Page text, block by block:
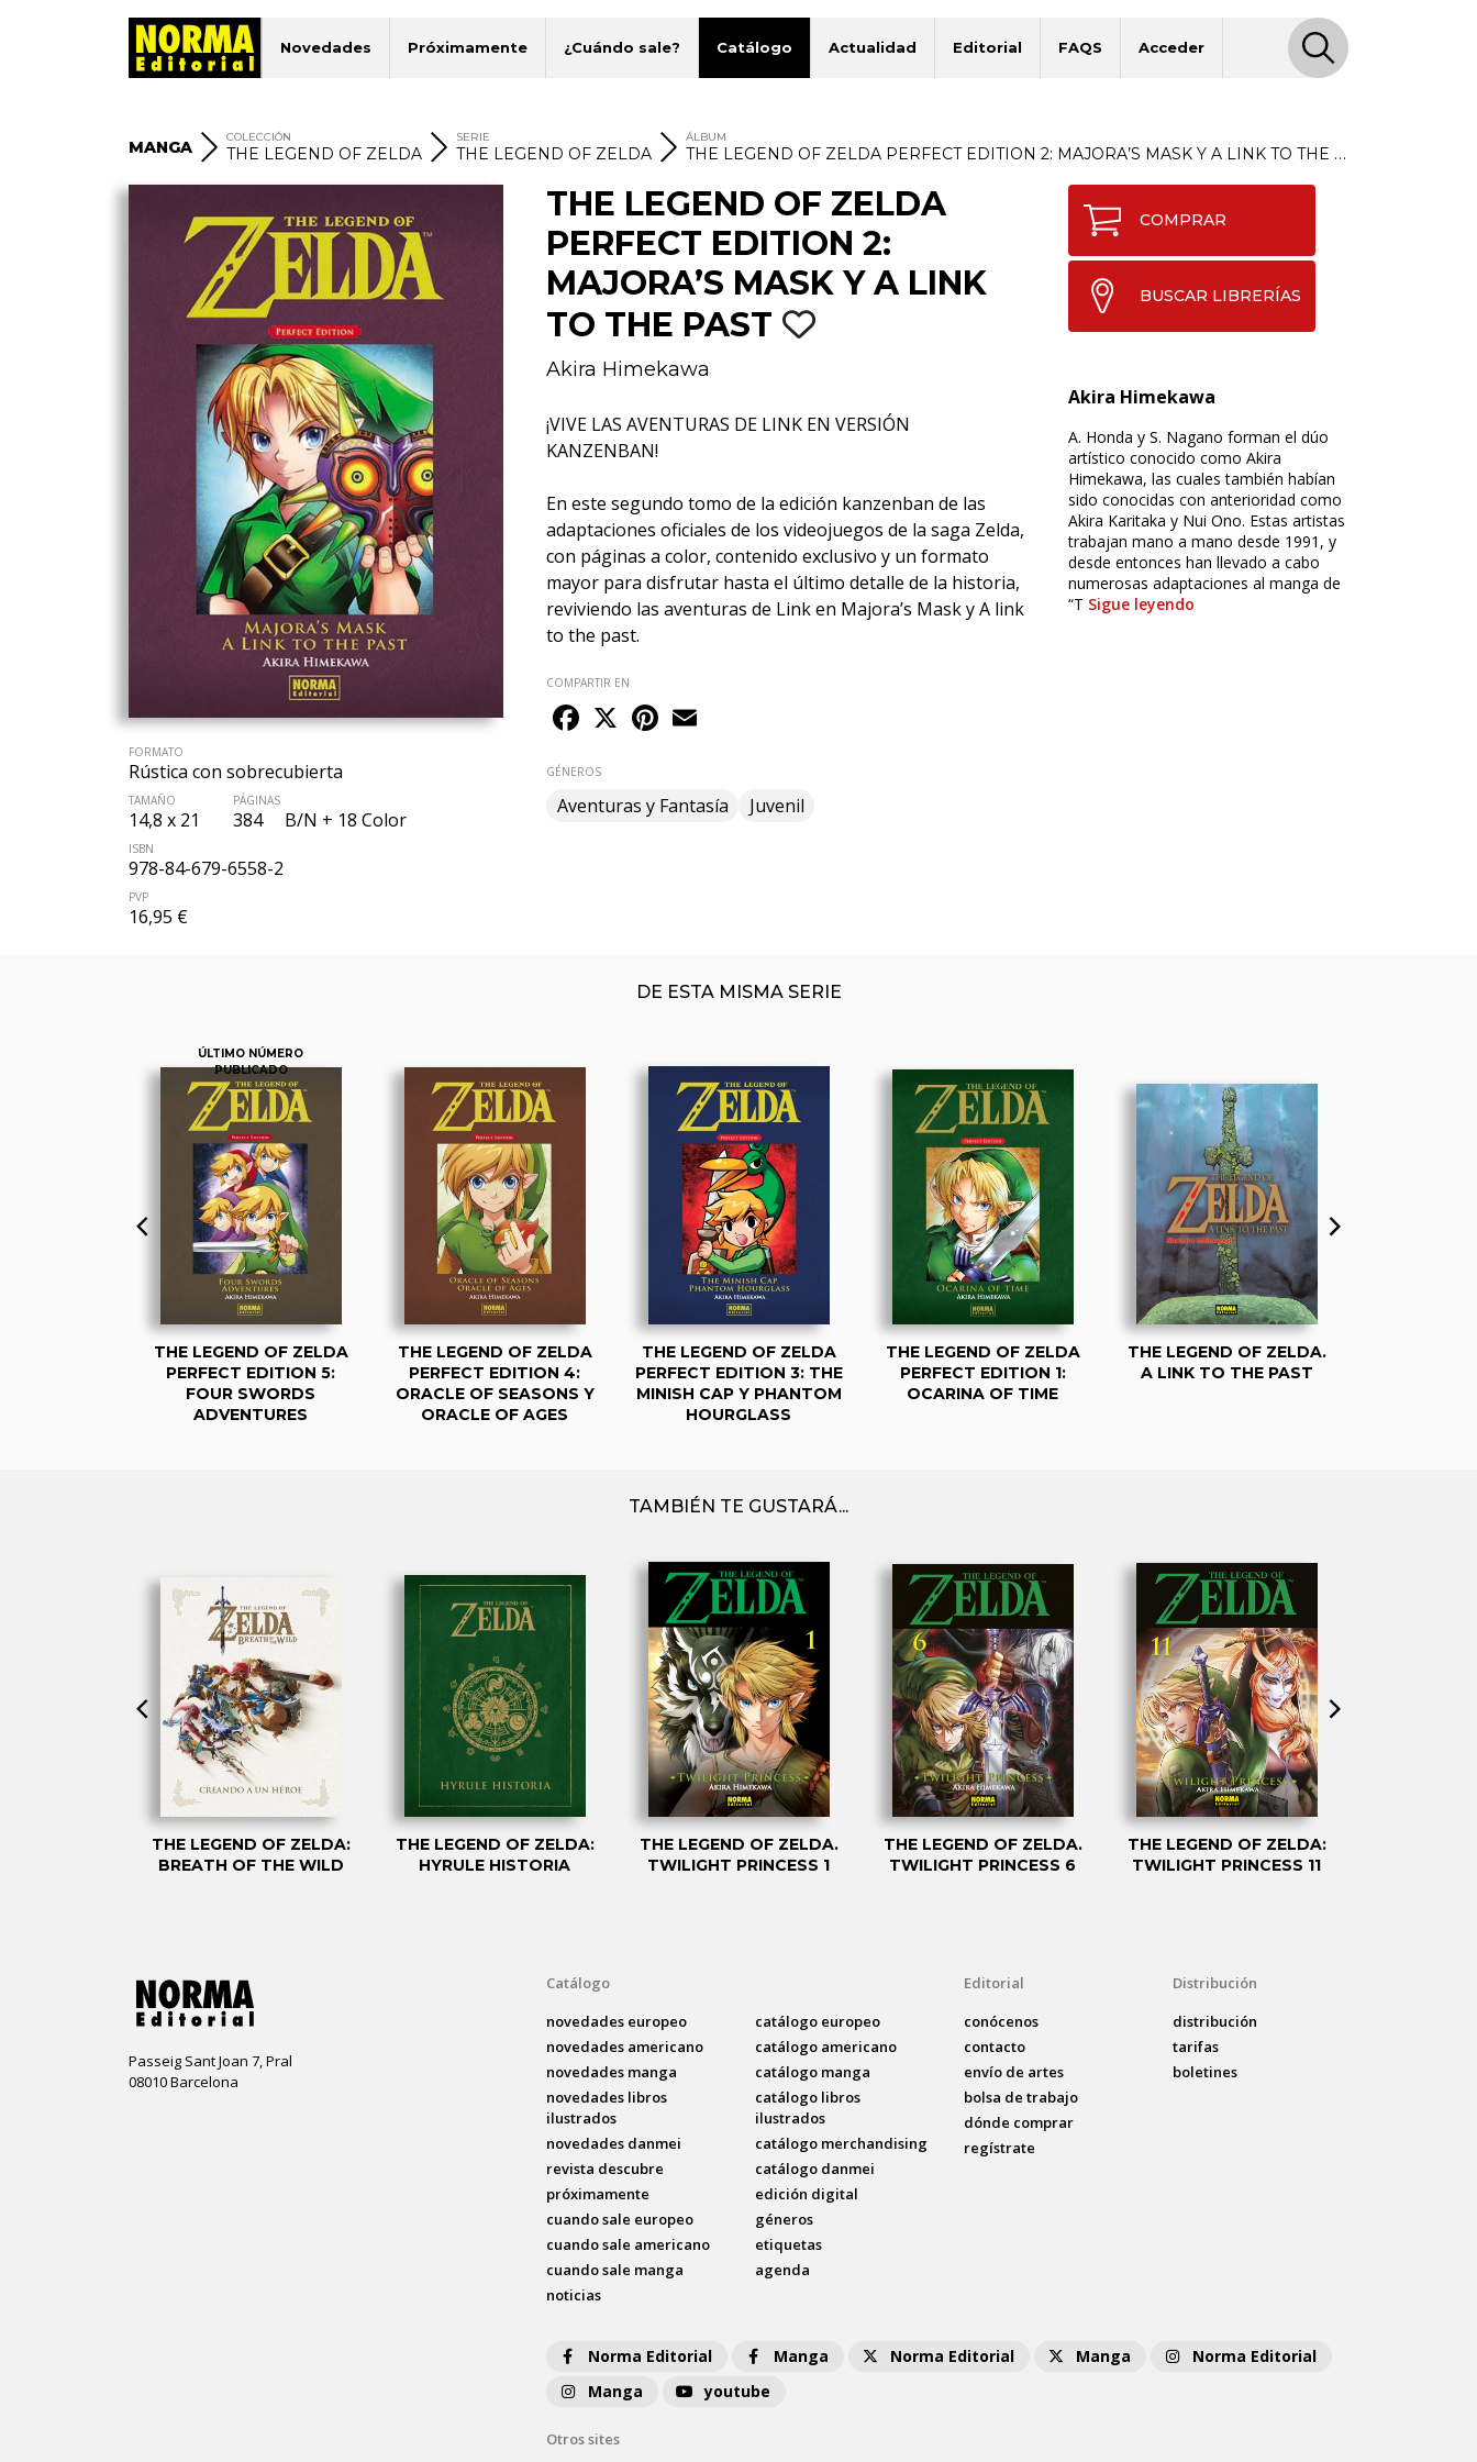
Novedades Próximamente ¿Cuándo sale? Catálogo Actualidad Editorial FAQS Acceder
MANGA
COLECCIÓN
THE LEGEND OF ZELDA
SERIE
THE LEGEND OF ZELDA
ÁLBUM
THE LEGEND OF ZELDA PERFECT EDITION 2: MAJORA’S MASK Y A LINK TO THE PAST
FORMATO
Rústica con sobrecubierta
TAMAÑO
14,8 x 21
PÁGINAS
384 B/N + 18 Color
ISBN
978-84-679-6558-2
PVP
16,95 €
THE LEGEND OF ZELDA
PERFECT EDITION 2:
MAJORA’S MASK Y A LINK
TO THE PAST
Akira Himekawa
¡VIVE LAS AVENTURAS DE LINK EN VERSIÓN
KANZENBAN!
En este segundo tomo de la edición kanzenban de las
adaptaciones oficiales de los videojuegos de la saga Zelda,
con páginas a color, contenido exclusivo y un formato
mayor para disfrutar hasta el último detalle de la historia,
reviviendo las aventuras de Link en Majora’s Mask y A link
to the past.
COMPARTIR EN
Facebook
X Pinterest
GÉNEROS
Aventuras y Fantasía Juvenil
COMPRAR
BUSCAR LIBRERÍAS
Akira Himekawa
A. Honda y S. Nagano forman el dúo
artístico conocido como Akira
Himekawa, las cuales también habían
sido conocidas con anterioridad como
Akira Karitaka y Nui Ono. Estas artistas
trabajan mano a mano desde 1991, y
desde entonces han llevado a cabo
numerosas adaptaciones al manga de
“T Sigue leyendo
DE ESTA MISMA SERIE
ÚLTIMO NÚMERO
PUBLICADO
THE LEGEND OF ZELDA
PERFECT EDITION 5:
FOUR SWORDS
ADVENTURES
THE LEGEND OF ZELDA
PERFECT EDITION 4:
ORACLE OF SEASONS Y
ORACLE OF AGES
THE LEGEND OF ZELDA
PERFECT EDITION 3: THE
MINISH CAP Y PHANTOM
HOURGLASS
THE LEGEND OF ZELDA
PERFECT EDITION 1:
OCARINA OF TIME
THE LEGEND OF ZELDA.
A LINK TO THE PAST
TAMBIÉN TE GUSTARÁ...
THE LEGEND OF ZELDA:
BREATH OF THE WILD
THE LEGEND OF ZELDA:
HYRULE HISTORIA
THE LEGEND OF ZELDA.
TWILIGHT PRINCESS 1
THE LEGEND OF ZELDA.
TWILIGHT PRINCESS 6
THE LEGEND OF ZELDA:
TWILIGHT PRINCESS 11
Passeig Sant Joan 7, Pral
08010 Barcelona
Catálogo
novedades europeo
novedades americano
novedades manga
novedades libros
ilustrados
novedades danmei
revista descubre
próximamente
cuando sale europeo
cuando sale americano
cuando sale manga
noticias
catálogo europeo
catálogo americano
catálogo manga
catálogo libros
ilustrados
catálogo merchandising
catálogo danmei
edición digital
géneros
etiquetas
agenda
Editorial
conócenos
contacto
envío de artes
bolsa de trabajo
dónde comprar
regístrate
Distribución
distribución
tarifas
boletines
Norma Editorial Manga Norma Editorial Manga
Norma Editorial
Manga
youtube
Otros sites